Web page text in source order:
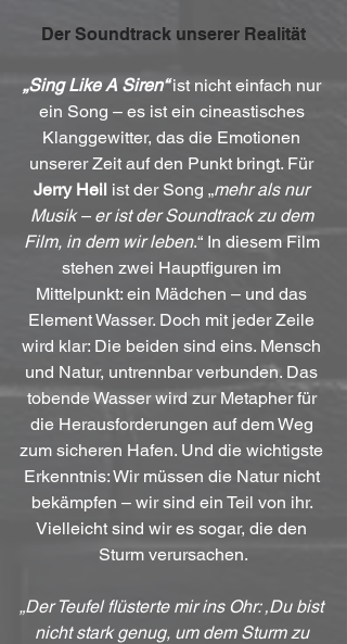
Der Soundtrack unserer Realität
„Sing Like A Siren“ ist nicht einfach nur
ein Song – es ist ein cineastisches
Klanggewitter, das die Emotionen
unserer Zeit auf den Punkt bringt. Für
Jerry Heil ist der Song „mehr als nur
Musik – er ist der Soundtrack zu dem
Film, in dem wir leben.“ In diesem Film
stehen zwei Hauptfiguren im
Mittelpunkt: ein Mädchen – und das
Element Wasser. Doch mit jeder Zeile
wird klar: Die beiden sind eins. Mensch
und Natur, untrennbar verbunden. Das
tobende Wasser wird zur Metapher für
die Herausforderungen auf dem Weg
zum sicheren Hafen. Und die wichtigste
Erkenntnis: Wir müssen die Natur nicht
bekämpfen – wir sind ein Teil von ihr.
Vielleicht sind wir es sogar, die den
Sturm verursachen.
„Der Teufel flüsterte mir ins Ohr: ‚Du bist
nicht stark genug, um dem Sturm zu